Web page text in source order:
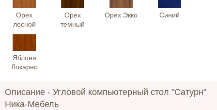
Орех
лесной
Орех
темный
Орех Экко Синий
Яблоня
Локарно
Описание - Угловой компьютерный стол "Сатурн"
Ника-Мебель